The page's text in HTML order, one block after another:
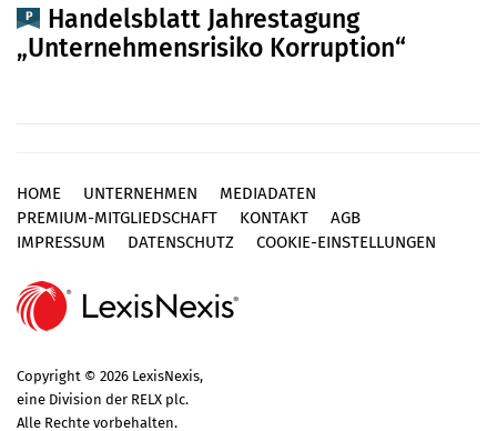
Handelsblatt Jahrestagung
„Unternehmensrisiko Korruption“
Footer
HOME UNTERNEHMEN
MEDIADATEN
PREMIUM-MITGLIEDSCHAFT
KONTAKT
AGB
IMPRESSUM
DATENSCHUTZ COOKIE-EINSTELLUNGEN
Copyright © 2026 LexisNexis,
eine Division der RELX plc.
Alle Rechte vorbehalten.